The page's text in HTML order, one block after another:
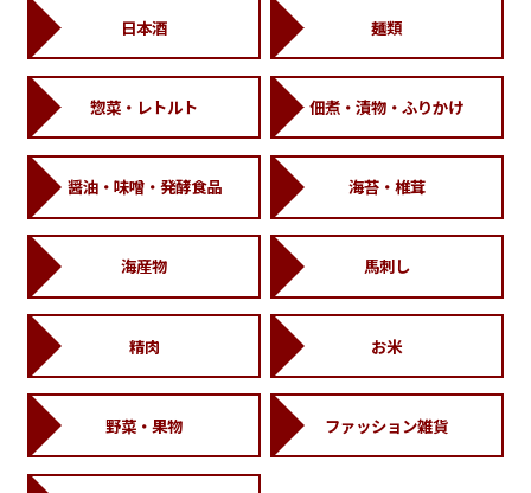
日本酒 麺類
惣菜・レトルト 佃煮・漬物・ふりかけ
醤油・味噌・発酵食品 海苔・椎茸
海産物 馬刺し
精肉 お米
野菜・果物 ファッション雑貨